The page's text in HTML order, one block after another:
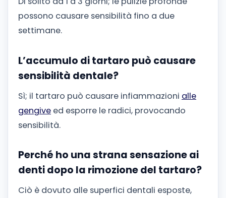
possono causare sensibilità fino a due
settimane.
L’accumulo di tartaro può causare
sensibilità dentale?
Sì; il tartaro può causare infiammazioni alle
gengive ed esporre le radici, provocando
sensibilità.
Perché ho una strana sensazione ai
denti dopo la rimozione del tartaro?
Ciò è dovuto alle superfici dentali esposte,